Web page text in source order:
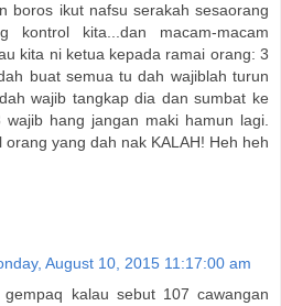
boros ikut nafsu serakah sesaorang
kontrol kita...dan macam-macam
kita ni ketua kepada ramai orang: 3
buat semua tu dah wajiblah turun
wajib tangkap dia dan sumbat ke
wajib hang jangan maki hamun lagi.
orang yang dah nak KALAH! Heh heh
August 10, 2015 11:17:00 am
kalau sebut 107 cawangan